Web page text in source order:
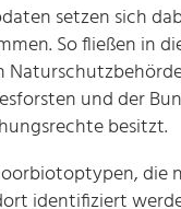
setzen sich
So fließen in
und der
besitzt.
die
identifiziert